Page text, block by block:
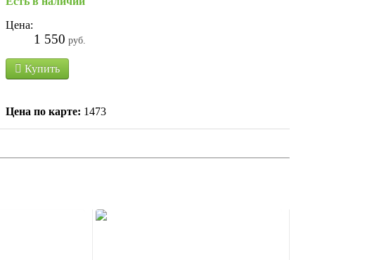
Цена:
1 550 руб.
Купить
Цена по карте: 1473